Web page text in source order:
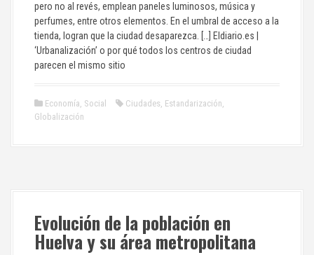
pero no al revés, emplean paneles luminosos, música y
perfumes, entre otros elementos. En el umbral de acceso a la
tienda, logran que la ciudad desaparezca. […] Eldiario.es |
‘Urbanalización’ o por qué todos los centros de ciudad
parecen el mismo sitio
Economía, Social Ciudades, Estandarización,
Globalización
Evolución de la población en
Huelva y su área metropolitana